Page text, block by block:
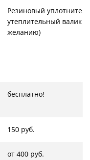
Резиновый
утеплительный валик
желанию)
бесплатно!
150 руб.
от 400 руб.